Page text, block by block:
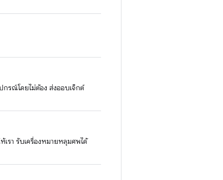
รณ์โดยไม่ต้อง ส่งออบเจ็กต์
เรา รับเครื่องหมายหลุมศพได้